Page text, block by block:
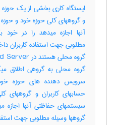
ایستگاه کاری بخشی از یک حوزه
و گروههای کلی حوزه خود و
آنها اجازه میدهد را در خود
مطلوبی جهت استفاده کاربران
گروه محلی به گروهی اطلاق
سرویس دهنده های حوزه خود
حسابهای کاربران و
سیستمهای حفاظتی آنها
گروهها وسیله مطلوبی جهت